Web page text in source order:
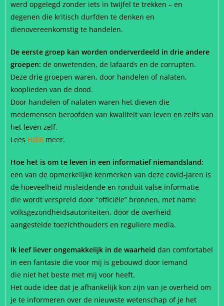
werd opgelegd zonder iets in twijfel te trekken – en
degenen die kritisch durfden te denken en
dienovereenkomstig te handelen.
De eerste groep kan worden onderverdeeld in drie andere
groepen: de onwetenden, de lafaards en de corrupten.
Deze drie groepen waren, door handelen of nalaten,
kooplieden van de dood.
Door handelen of nalaten waren het dieven die
medemensen beroofden van kwaliteit van leven en zelfs van
het leven zelf.
Lees HIER meer.
Hoe het is om te leven in een informatief niemandsland:
een van de opmerkelijke kenmerken van deze covid-jaren is
de hoeveelheid misleidende en ronduit valse informatie
die wordt verspreid door “officiële” bronnen, met name
volksgezondheidsautoriteiten, door de overheid
aangestelde toezichthouders en reguliere media.
Ik leef liever ongemakkelijk in de waarheid dan comfortabel
in een fantasie die voor mij is gebouwd door iemand
die niet het beste met mij voor heeft.
Het oude idee dat je afhankelijk kon zijn van je overheid om
je te informeren over de nieuwste wetenschap of je het